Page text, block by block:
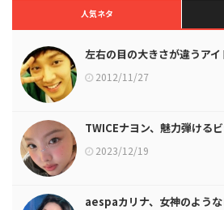
人気ネタ
左右の目の大きさが違うア
2012/11/27
TWICEナヨン、魅力弾ける
2023/12/19
aespaカリナ、女神のよう